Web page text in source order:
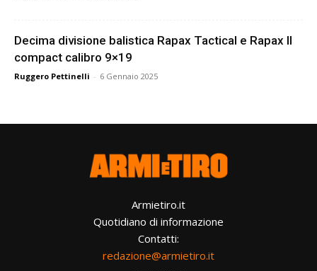
Decima divisione balistica Rapax Tactical e Rapax II
compact calibro 9×19
Ruggero Pettinelli - 6 Gennaio 2025
Armietiro.it
Quotidiano di informazione
Contatti:
redazione@armietiro.it